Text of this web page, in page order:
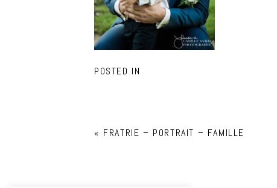
POSTED IN
« FRATRIE – PORTRAIT – FAMILLE